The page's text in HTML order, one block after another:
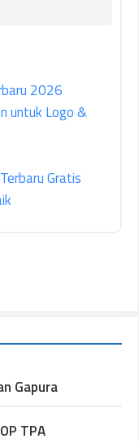
2026
untuk Logo &
Gratis
Gapura
TPA